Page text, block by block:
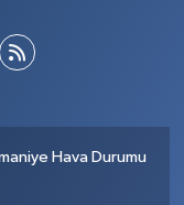
Hava Durumu